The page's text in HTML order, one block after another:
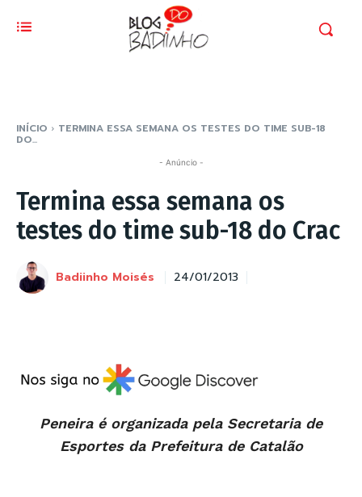
INÍCIO TERMINA ESSA SEMANA OS TESTES DO TIME SUB-18
DO...
- Anúncio -
Termina essa semana os
testes do time sub-18 do Crac
Badiinho Moisés 24/01/2013
Peneira é organizada pela Secretaria de
Esportes da Prefeitura de Catalão